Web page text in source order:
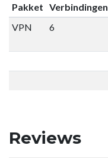
Pakket Verbindingen
VPN
6
Reviews